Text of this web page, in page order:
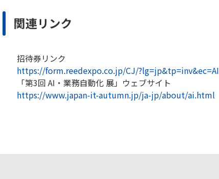
関連リンク
招待券リンク
https://form.reedexpo.co.jp/CJ/?lg=jp&tp=inv&ec=AI
「第3回 AI・業務自動化 展」ウェブサイト
https://www.japan-it-autumn.jp/ja-jp/about/ai.html